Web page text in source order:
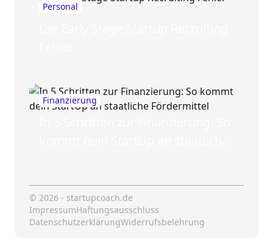
Personal
Finanzierung
© 2026 - startupcoach.de
ImpressumHaftungsausschluss
DatenschutzerklärungWiderrufsbelehrung